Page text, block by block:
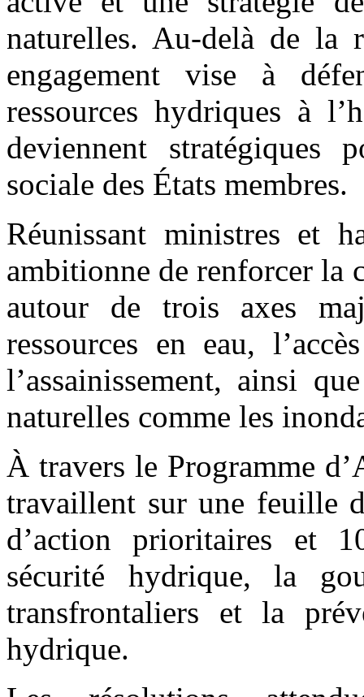
naturelles. Au-delà de la
engagement vise à
ressources hydriques à
deviennent stratégiques
sociale des États membres.
Réunissant ministres et
ambitionne de renforcer la
autour de trois axes
ressources en eau,
l’assainissement, ainsi
naturelles comme les
À travers le Programme
travaillent sur une feuille
d’action prioritaires et
sécurité hydrique, la
transfrontaliers et la
hydrique.